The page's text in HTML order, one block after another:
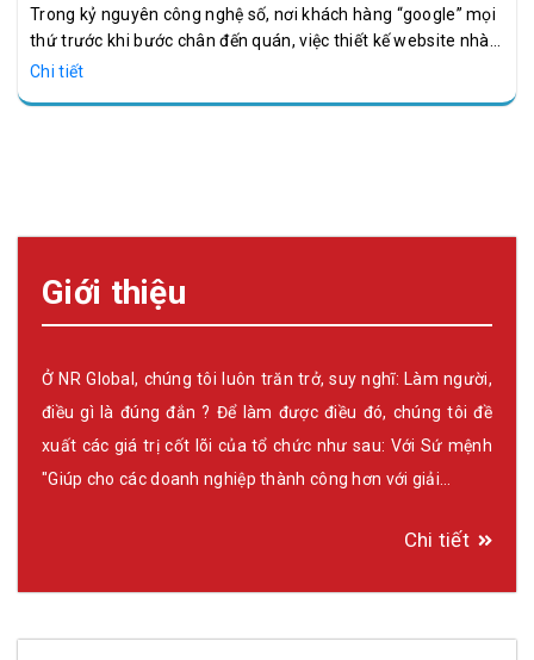
Trong kỷ nguyên công nghệ số, nơi khách hàng “google” mọi
thứ trước khi bước chân đến quán, việc thiết kế website nhà
hàng buffet không chỉ là một lựa chọn thông minh mà là đòn
Chi tiết
Giới thiệu
Ở NR Global, chúng tôi luôn trăn trở, suy nghĩ: Làm người,
điều gì là đúng đắn ? Để làm được điều đó, chúng tôi đề
xuất các giá trị cốt lõi của tổ chức như sau: Với Sứ mệnh
"Giúp cho các doanh nghiệp thành công hơn với giải…
Chi tiết